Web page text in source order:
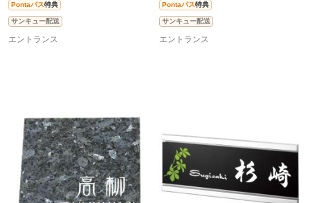
Pontaパス特典
サンキュー配送
エントランス
Pontaパス特典
サンキュー配送
エントランス